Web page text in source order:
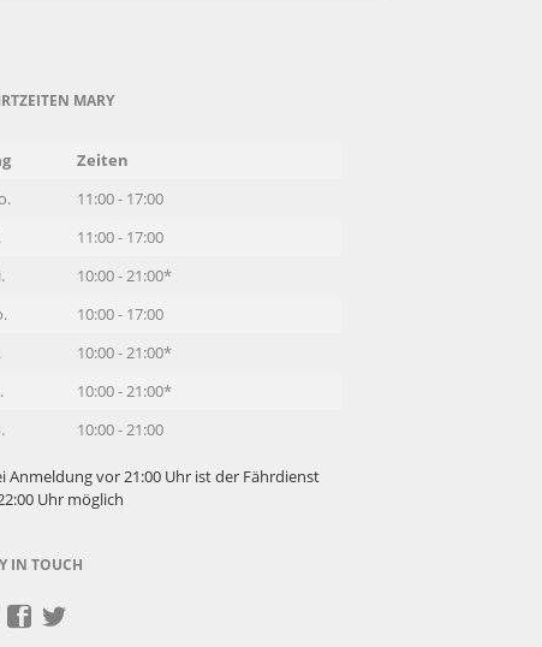
MARY
Zeiten
11:00 - 17:00
11:00 - 17:00
10:00 - 21:00*
10:00 - 17:00
10:00 - 21:00*
10:00 - 21:00*
10:00 - 21:00
Anmeldung vor 21:00 Uhr ist der Fährdienst
Uhr möglich
IN TOUCH